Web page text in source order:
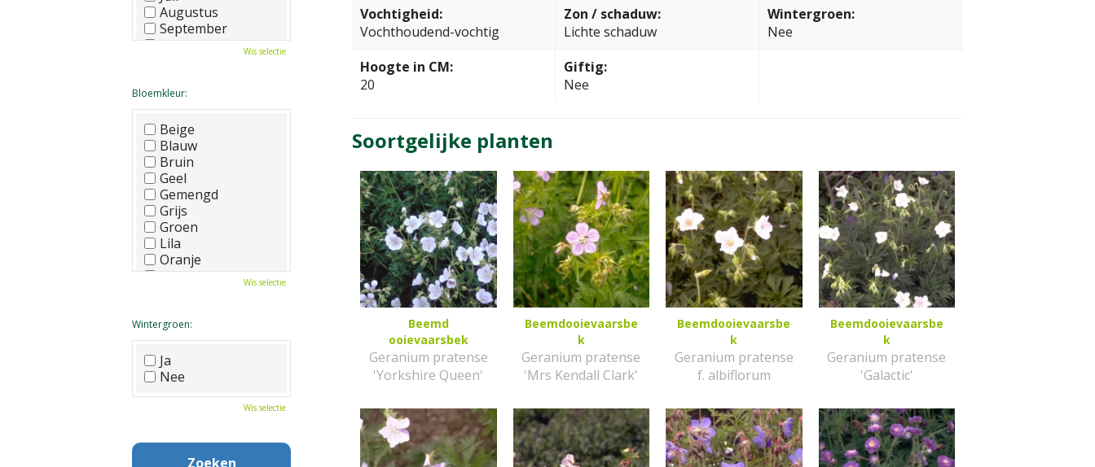
Vochtigheid:
Vochthoudend-vochtig
Zon / schaduw:
Lichte schaduw
Wintergroen:
Nee
Hoogte in CM:
20
Giftig:
Nee
Soortgelijke planten
Beemd
ooievaarsbek
Geranium pratense
'Yorkshire Queen'
Beemdooievaarsbe
k
Geranium pratense
'Mrs Kendall Clark'
Beemdooievaarsbe
k
Geranium pratense
f. albiflorum
Beemdooievaarsbe
k
Geranium pratense
'Galactic'
Augustus
September
Oktober
Wis selectie
Bloemkleur:
Beige
Blauw
Bruin
Geel
Gemengd
Grijs
Groen
Lila
Oranje
Paars
Wit
Zwart
Wis selectie
Wintergroen:
Ja
Nee
Wis selectie